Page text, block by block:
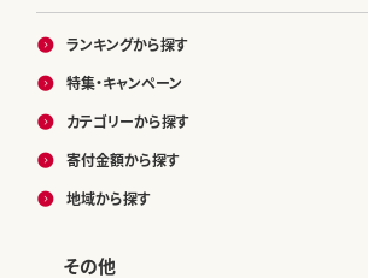
ランキングから探す
特集・キャンペーン
カテゴリーから探す
寄付金額から探す
地域から探す
その他